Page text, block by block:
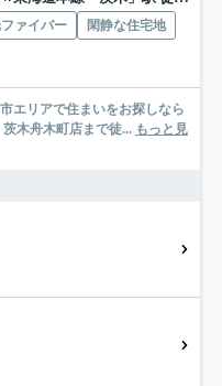
ァイバー
閑静な住宅地
エリアで住まいをお探しなら
茨木舟木町店まで徒... もっと見